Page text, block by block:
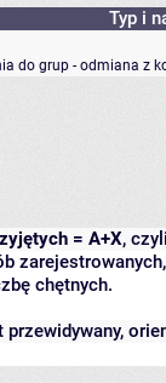
Typ i
do grup - odmiana z
= A+X,
chętnych.
przewidywany,